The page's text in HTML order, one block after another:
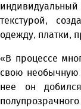
текстурой,
одежду, платки,
«В процессе
свою
нее он